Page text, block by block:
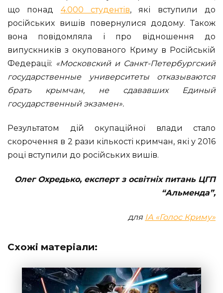
що понад 4.000 студентів, які вступили до
російських вишів повернулися додому. Також
вона повідомляла і про відношення до
випускників з окупованого Криму в Російській
Федерації: «Московский и Санкт-Петербургский
государственные университеты отказываются
брать крымчан, не сдававших Единый
государственный экзамен».
Результатом дій окупаційної влади стало
скорочення в 2 рази кількості кримчан, які у 2016
році вступили до російських вишів.
Олег Охредько, експерт з освітніх питань ЦГП
“Альменда”,
для ІА «Голос Криму»
Схожі матеріали: